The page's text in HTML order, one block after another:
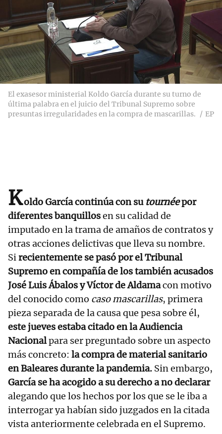
El exasesor ministerial Koldo García durante su turno de
última palabra en el juicio del Tribunal Supremo sobre
presuntas irregularidades en la compra de mascarillas.
EP
Koldo García continúa con su tournéepor
diferentes banquillosen su calidad de
imputado en la trama de amaños de contratos y
otras acciones delictivas que lleva su nombre.
Sirecientemente se pasó por el Tribunal
Supremo en compañía de los también acusados
José Luis Ábalos y Víctor de Aldamacon motivo
del conocido como caso mascarillas, primera
pieza separada de la causa que pesa sobre él,
este jueves estaba citado en la Audiencia
Nacionalpara ser preguntado sobre un aspecto
más concreto: la compra de material sanitario
en Baleares durante la pandemia. Sin embargo,
García se ha acogido a su derecho a no declarar
alegando que los hechos por los que se le iba a
interrogar ya habían sido juzgados en la citada
vista anteriormente celebrada en el Supremo.